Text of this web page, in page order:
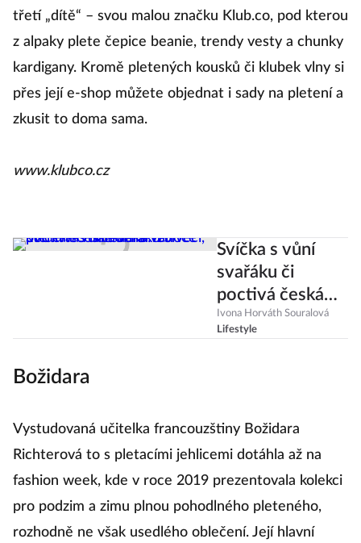
třetí „dítě“ – svou malou značku Klub.co, pod kterou
z alpaky plete čepice beanie, trendy vesty a chunky
kardigany. Kromě pletených kousků či klubek vlny si
přes její e-shop můžete objednat i sady na pletení a
zkusit to doma sama.
www.klubco.cz
Svíčka s vůní
svařáku či
poctivá česká
deka: 15 věcí,
které vás naladí
Ivona Horváth Souralová
Lifestyle
Božidara
Vystudovaná učitelka francouzštiny Božidara
Richterová to s pletacími jehlicemi dotáhla až na
fashion week, kde v roce 2019 prezentovala kolekci
pro podzim a zimu plnou pohodlného pleteného,
rozhodně ne však usedlého oblečení. Její hlavní